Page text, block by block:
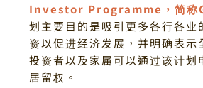
Investor Programme，简称
划主要目的是吸引更多各行各业
资以促进经济发展，并明确表示
投资者以及家属可以通过该计划
居留权。